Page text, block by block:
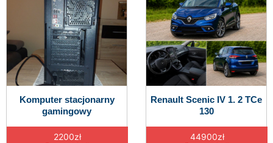
Komputer stacjonarny
gamingowy
2200zł
Renault Scenic IV 1. 2 TCe
130
44900zł